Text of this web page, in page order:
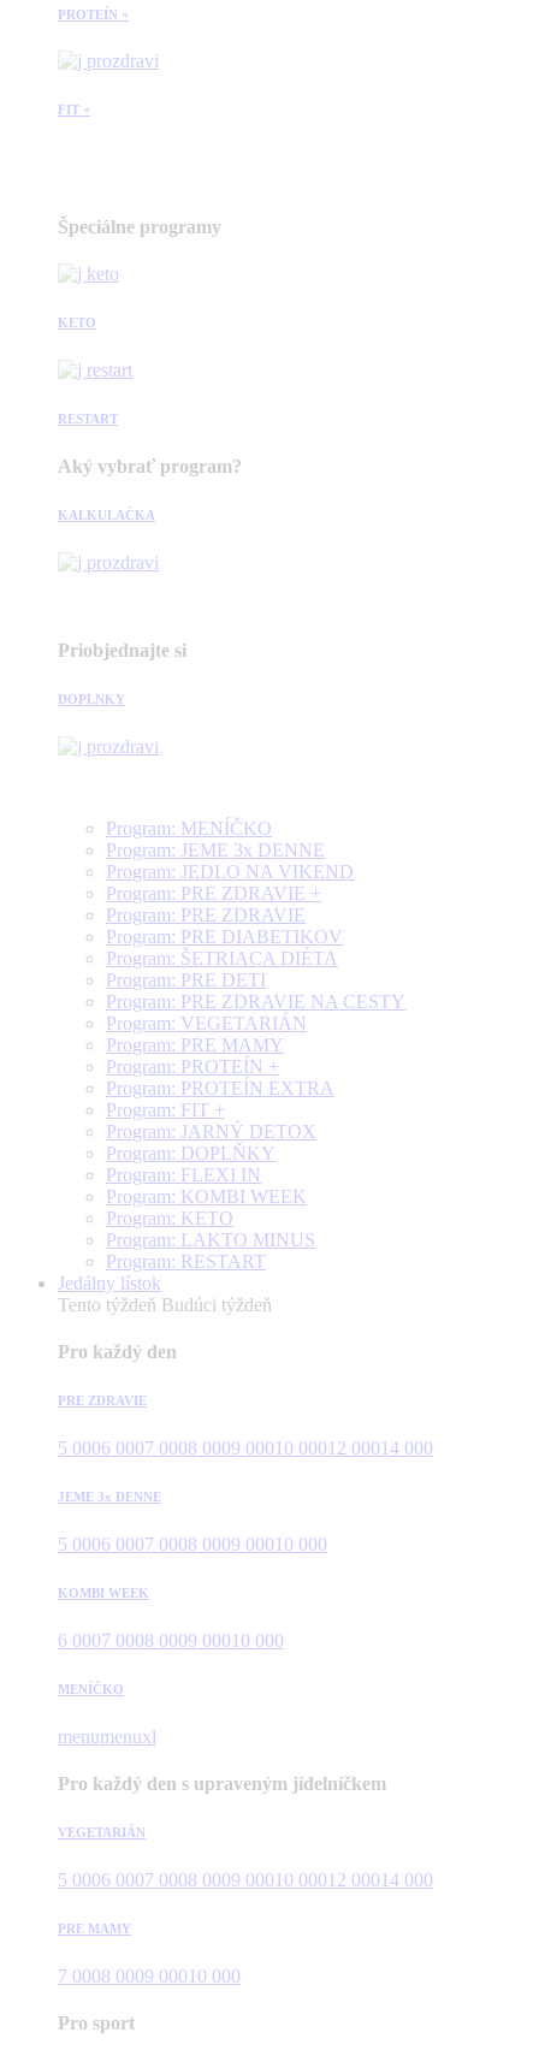
PROTEÍN +
FIT +
Špeciálne programy
KETO
RESTART
Aký vybrať program?
KALKULAČKA
Priobjednajte si
DOPLNKY
Program: MENÍČKO
Program: JEME 3x DENNE
Program: JEDLO NA VIKEND
Program: PRE ZDRAVIE +
Program: PRE ZDRAVIE
Program: PRE DIABETIKOV
Program: ŠETRIACA DIÉTA
Program: PRE DETI
Program: PRE ZDRAVIE NA CESTY
Program: VEGETARIÁN
Program: PRE MAMY
Program: PROTEÍN +
Program: PROTEÍN EXTRA
Program: FIT +
Program: JARNÝ DETOX
Program: DOPLŇKY
Program: FLEXI IN
Program: KOMBI WEEK
Program: KETO
Program: LAKTO MINUS
Program: RESTART
Jedálny lístok
Tento týždeň Budúci týždeň
Pro každý den
PRE ZDRAVIE
5 0006 0007 0008 0009 00010 00012 00014 000
JEME 3x DENNE
5 0006 0007 0008 0009 00010 000
KOMBI WEEK
6 0007 0008 0009 00010 000
MENÍČKO
menumenuxl
Pro každý den s upraveným jídelníčkem
VEGETARIÁN
5 0006 0007 0008 0009 00010 00012 00014 000
PRE MAMY
7 0008 0009 00010 000
Pro sport